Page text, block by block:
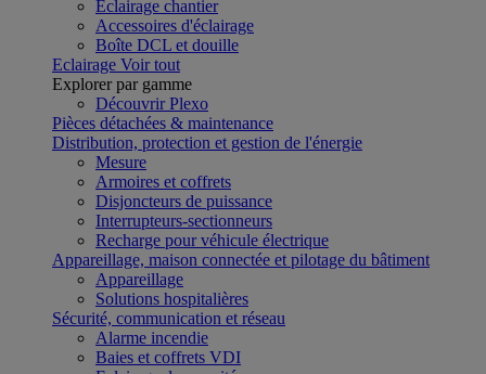
Eclairage chantier
Accessoires d'éclairage
Boîte DCL et douille
Eclairage Voir tout
Explorer par gamme
Découvrir Plexo
Pièces détachées & maintenance
Distribution, protection et gestion de l'énergie
Mesure
Armoires et coffrets
Disjoncteurs de puissance
Interrupteurs-sectionneurs
Recharge pour véhicule électrique
Appareillage, maison connectée et pilotage du bâtiment
Appareillage
Solutions hospitalières
Sécurité, communication et réseau
Alarme incendie
Baies et coffrets VDI